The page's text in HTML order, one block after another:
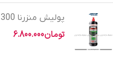
پولیش منزرنا 300 گرین Menzerna 300 Green
تومان6.800.000